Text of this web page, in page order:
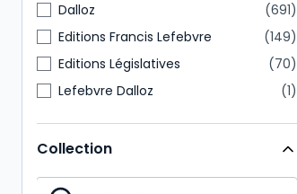
Dalloz
691
Editions Francis Lefebvre
149
Editions Législatives
70
Lefebvre Dalloz
1
Collection